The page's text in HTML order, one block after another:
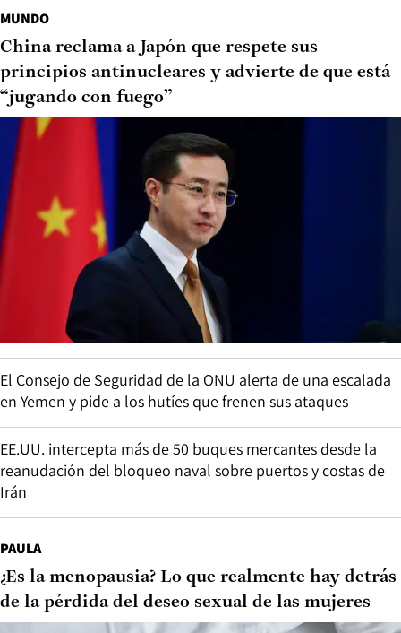
MUNDO
China reclama a Japón que respete sus
principios antinucleares y advierte de que está
“jugando con fuego”
El Consejo de Seguridad de la ONU alerta de una escalada
en Yemen y pide a los hutíes que frenen sus ataques
EE.UU. intercepta más de 50 buques mercantes desde la
reanudación del bloqueo naval sobre puertos y costas de
Irán
PAULA
¿Es la menopausia? Lo que realmente hay detrás
de la pérdida del deseo sexual de las mujeres